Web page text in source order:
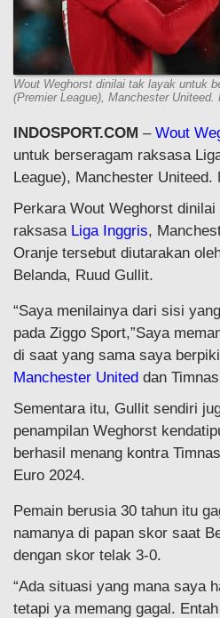
Wout Weghorst dinilai tak layak untuk
(Premier League), Manchester Uniteed.
INDOSPORT.COM – Wout
untuk berseragam raksasa
League), Manchester Uniteed.
Perkara Wout Weghorst
raksasa Liga Inggris,
Oranje tersebut diutarakan
Belanda, Ruud Gullit.
“Saya menilainya dari sisi
pada Ziggo Sport,”Saya
di saat yang sama saya
Manchester United dan
Sementara itu, Gullit sendiri
penampilan Weghorst
berhasil menang kontra
Euro 2024.
Pemain berusia 30 tahun itu
namanya di papan skor saat
dengan skor telak 3-0.
“Ada situasi yang mana saya
tetapi ya memang gagal.